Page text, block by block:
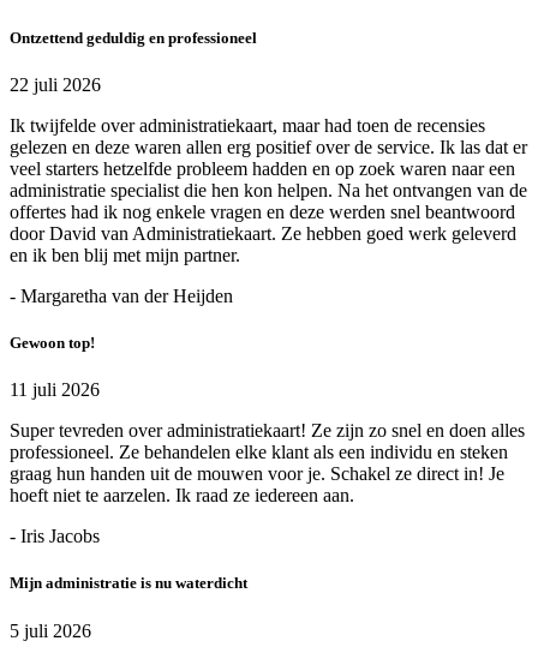
Ontzettend geduldig en professioneel
22 juli 2026
Ik twijfelde over administratiekaart, maar had toen de recensies
gelezen en deze waren allen erg positief over de service. Ik las dat er
veel starters hetzelfde probleem hadden en op zoek waren naar een
administratie specialist die hen kon helpen. Na het ontvangen van de
offertes had ik nog enkele vragen en deze werden snel beantwoord
door David van Administratiekaart. Ze hebben goed werk geleverd
en ik ben blij met mijn partner.
- Margaretha van der Heijden
Gewoon top!
11 juli 2026
Super tevreden over administratiekaart! Ze zijn zo snel en doen alles
professioneel. Ze behandelen elke klant als een individu en steken
graag hun handen uit de mouwen voor je. Schakel ze direct in! Je
hoeft niet te aarzelen. Ik raad ze iedereen aan.
- Iris Jacobs
Mijn administratie is nu waterdicht
5 juli 2026